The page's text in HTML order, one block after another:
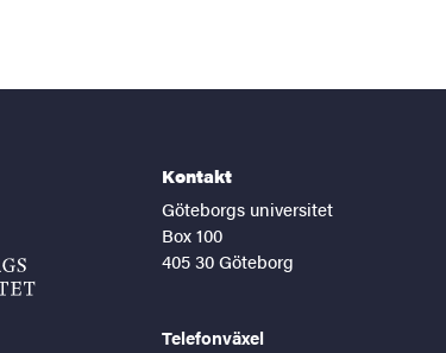
Kontakt
Göteborgs universitet
Box 100
405 30 Göteborg
Telefonväxel